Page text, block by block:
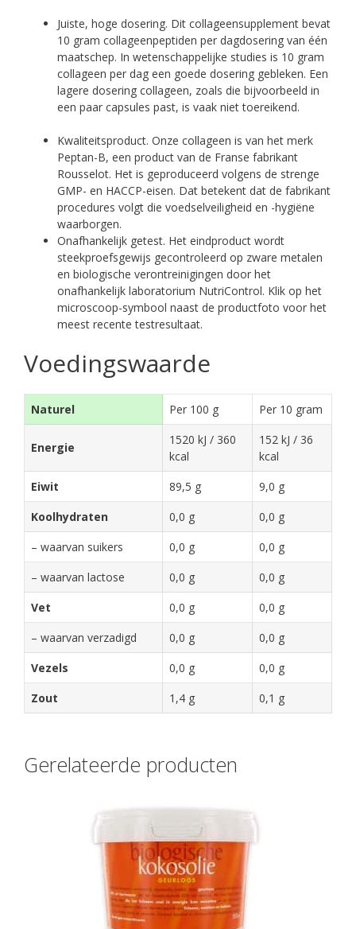
Juiste, hoge dosering. Dit collageensupplement bevat
10 gram collageenpeptiden per dagdosering van één
maatschep. In wetenschappelijke studies is 10 gram
collageen per dag een goede dosering gebleken. Een
lagere dosering collageen, zoals die bijvoorbeeld in
een paar capsules past, is vaak niet toereikend.
Kwaliteitsproduct. Onze collageen is van het merk
Peptan-B, een product van de Franse fabrikant
Rousselot. Het is geproduceerd volgens de strenge
GMP- en HACCP-eisen. Dat betekent dat de fabrikant
procedures volgt die voedselveiligheid en -hygiëne
waarborgen.
Onafhankelijk getest. Het eindproduct wordt
steekproefsgewijs gecontroleerd op zware metalen
en biologische verontreinigingen door het
onafhankelijk laboratorium NutriControl. Klik op het
microscoop-symbool naast de productfoto voor het
meest recente testresultaat.
Voedingswaarde
Naturel Per 100 g Per 10 gram
Energie
1520 kJ / 360
kcal
152 kJ / 36
kcal
Eiwit
89,5 g
9,0 g
Koolhydraten
0,0 g
0,0 g
– waarvan suikers
0,0 g
0,0 g
– waarvan lactose
0,0 g
0,0 g
Vet
0,0 g
0,0 g
– waarvan verzadigd
0,0 g
0,0 g
Vezels
0,0 g
0,0 g
Zout
1,4 g 0,1 g
Gerelateerde producten